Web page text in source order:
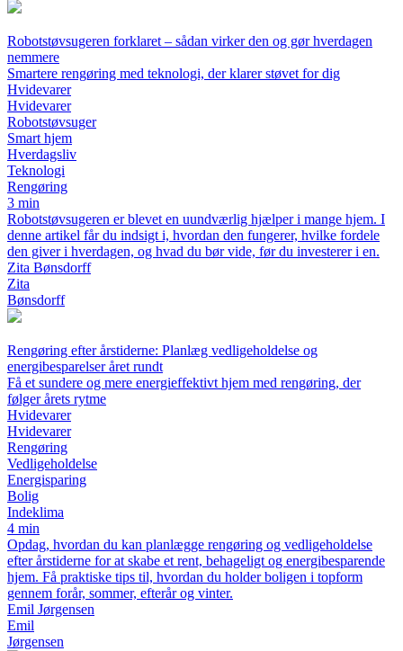
Robotstøvsugeren forklaret – sådan virker den og gør hverdagen
nemmere
Smartere rengøring med teknologi, der klarer støvet for dig
Hvidevarer
Hvidevarer
Robotstøvsuger
Smart hjem
Hverdagsliv
Teknologi
Rengøring
3 min
Robotstøvsugeren er blevet en uundværlig hjælper i mange hjem. I
denne artikel får du indsigt i, hvordan den fungerer, hvilke fordele
den giver i hverdagen, og hvad du bør vide, før du investerer i en.
Zita Bønsdorff
Zita
Bønsdorff
Rengøring efter årstiderne: Planlæg vedligeholdelse og
energibesparelser året rundt
Få et sundere og mere energieffektivt hjem med rengøring, der
følger årets rytme
Hvidevarer
Hvidevarer
Rengøring
Vedligeholdelse
Energisparing
Bolig
Indeklima
4 min
Opdag, hvordan du kan planlægge rengøring og vedligeholdelse
efter årstiderne for at skabe et rent, behageligt og energibesparende
hjem. Få praktiske tips til, hvordan du holder boligen i topform
gennem forår, sommer, efterår og vinter.
Emil Jørgensen
Emil
Jørgensen